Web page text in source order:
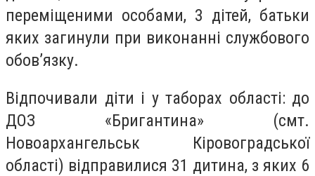
переміщеними особами, 3 дітей, батьки
яких загинули при виконанні службового
обов’язку.
Відпочивали діти і у таборах області: до
ДОЗ «Бригантина» (смт.
Новоархангельськ Кіровоградської
області) відправилися 31 дитина, з яких 6